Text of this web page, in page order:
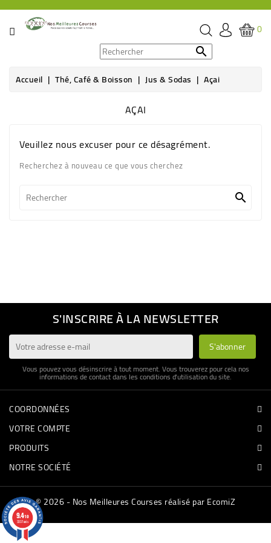
CATÉGORIE
ÉPICERIE
BOISSON
SOINS
CULTUREL
0

Accueil Thé, Café & Boisson Jus & Sodas Açai
AÇAI
Veuillez nous excuser pour ce désagrément.
Recherchez à nouveau ce que vous cherchez

S'INSCRIRE À LA NEWSLETTER
Vous pouvez vous désinscrire à tout moment. Vous trouverez pour cela nos
informations de contact dans les conditions d'utilisation du site.
COORDONNÉES
VOTRE COMPTE
PRODUITS
NOTRE SOCIÉTÉ
© 2026 - Nos Meilleures Courses réalisé par EcomiZ
9.4/10
3337 avis